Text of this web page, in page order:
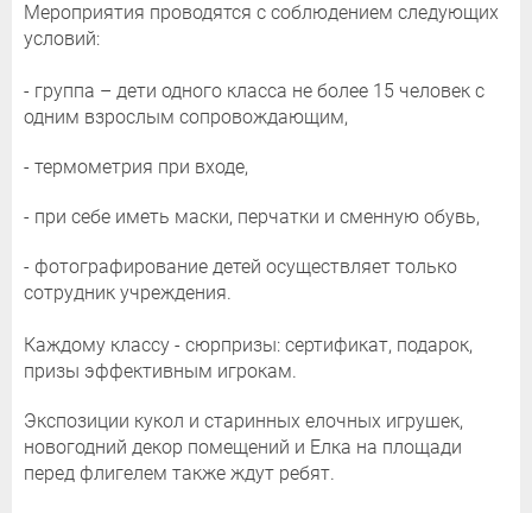
Мероприятия проводятся с соблюдением следующих
условий:
- группа – дети одного класса не более 15 человек с
одним взрослым сопровождающим,
- термометрия при входе,
- при себе иметь маски, перчатки и сменную обувь,
- фотографирование детей осуществляет только
сотрудник учреждения.
Каждому классу - сюрпризы: сертификат, подарок,
призы эффективным игрокам.
Экспозиции кукол и старинных елочных игрушек,
новогодний декор помещений и Елка на площади
перед флигелем также ждут ребят.